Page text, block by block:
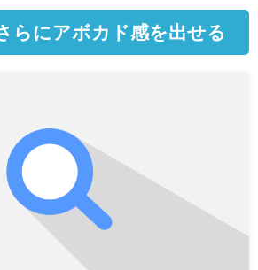
らにアボカド感を出せる